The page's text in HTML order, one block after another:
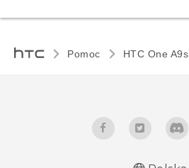
Pomoc HTC One A9s‎